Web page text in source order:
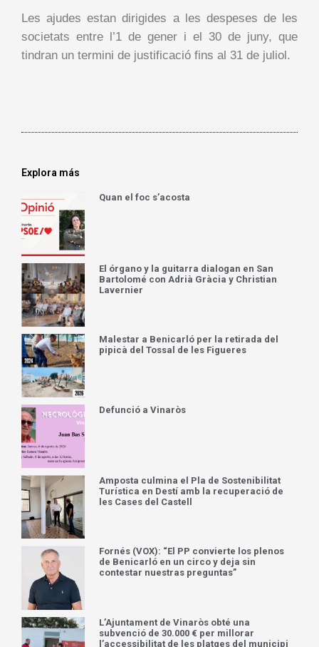
Les ajudes estan dirigides a les despeses de les
societats entre l’1 de gener i el 30 de juny, que
tindran un termini de justificació fins al 31 de juliol.
Explora más
Quan el foc s’acosta
El órgano y la guitarra dialogan en San
Bartolomé con Adrià Gràcia y Christian
Lavernier
Malestar a Benicarló per la retirada del
pipicà del Tossal de les Figueres
Defunció a Vinaròs
Amposta culmina el Pla de Sostenibilitat
Turística en Destí amb la recuperació de
les Cases del Castell
Fornés (VOX): “El PP convierte los plenos
de Benicarló en un circo y deja sin
contestar nuestras preguntas”
L’Ajuntament de Vinaròs obté una
subvenció de 30.000 € per millorar
l’accessibilitat de les platges del municipi